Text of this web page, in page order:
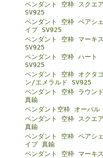
ペンダント 空枠 スクエア
SV925
ペンダント 空枠 ペアシェ
イプ SV925
ペンダント 空枠 マーキス
SV925
ペンダント 空枠 ハート
SV925
ペンダント 空枠 オクタ
ン/エメラルド SV925
ペンダント 空枠 ラウンド
真鍮
ペンダント空枠 オーバル
ペンダント 空枠 スクエア
真鍮
ペンダント 空枠 ペアシェ
イプ 真鍮
ペンダント 空枠 マーキス